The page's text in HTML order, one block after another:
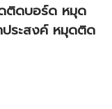
ติดบอร์ด หมุด
ระสงค์ หมุดติด